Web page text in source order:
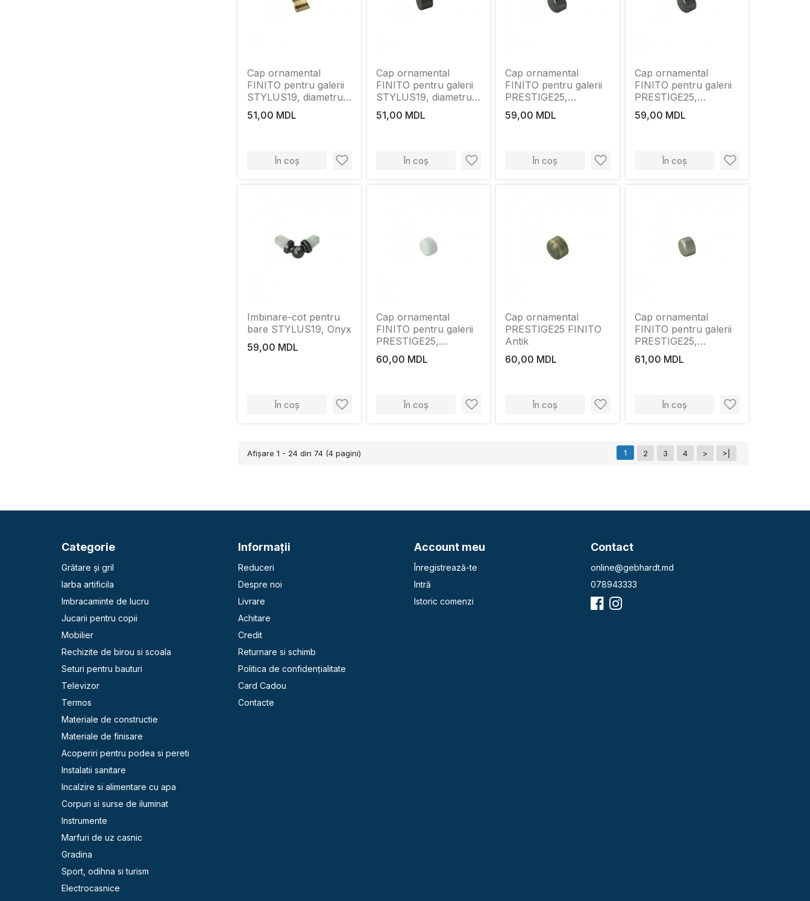
Cap ornamental
FINITO pentru galerii
STYLUS19, diametru
19mm, Antik
51,00 MDL
În coș
Cap ornamental
FINITO pentru galerii
STYLUS19, diametru
19mm, Onyx
51,00 MDL
În coș
Cap ornamental
FINITO pentru galerii
PRESTIGE25,
diametru 25mm, Onyx
59,00 MDL
În coș
Cap ornamental
FINITO pentru galerii
PRESTIGE25,
diametru 25mm, Onyx
59,00 MDL
În coș
Imbinare-cot pentru
bare STYLUS19, Onyx
59,00 MDL
În coș
Cap ornamental
FINITO pentru galerii
PRESTIGE25,
diametru 25mm, Alb
60,00 MDL
În coș
Cap ornamental
PRESTIGE25 FINITO
Antik
60,00 MDL
În coș
Cap ornamental
FINITO pentru galerii
PRESTIGE25,
diametru 25mm, Satin
61,00 MDL
În coș
Afişare 1 - 24 din 74 (4 pagini) 1 2 3 4 > >|
Categorie
Grătare și gril
Iarba artificila
Imbracaminte de lucru
Jucarii pentru copii
Mobilier
Rechizite de birou si scoala
Seturi pentru bauturi
Televizor
Termos
Materiale de constructie
Materiale de finisare
Acoperiri pentru podea si pereti
Instalatii sanitare
Incalzire si alimentare cu apa
Corpuri si surse de iluminat
Instrumente
Marfuri de uz casnic
Gradina
Sport, odihna si turism
Electrocasnice
Informaţii
Reduceri
Despre noi
Livrare
Achitare
Credit
Returnare si schimb
Politica de confidențialitate
Card Cadou
Contacte
Account meu
Înregistrează-te
Intră
Istoric comenzi
Contact
online@gebhardt.md
078943333